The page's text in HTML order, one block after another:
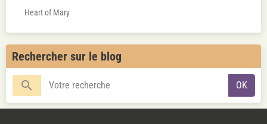
Heart of Mary
Rechercher sur le blog
OK